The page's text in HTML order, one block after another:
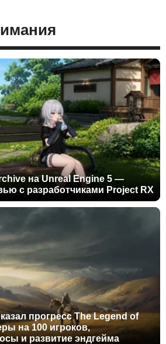
на Unreal Engine 5 —
с разработчиками Project RX
прогресс The Legend of
на 100 игроков,
и развитие эндгейма